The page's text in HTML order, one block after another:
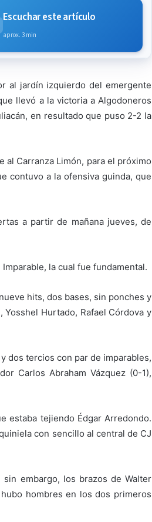
Escuchar este artículo
aprox. 3 min
al jardín izquierdo del emergente
llevó a la victoria a Algodoneros
en resultado que puso 2-2 la
Carranza Limón, para el próximo
contuvo a la ofensiva guinda, que
a partir de mañana jueves, de
la cual fue fundamental.
hits, dos bases, sin ponches y
Hurtado, Rafael Córdova y
dos tercios con par de imparables,
Carlos Abraham Vázquez (0-1),
estaba tejiendo Édgar Arredondo.
con sencillo al central de CJ
embargo, los brazos de Walter
hombres en los dos primeros